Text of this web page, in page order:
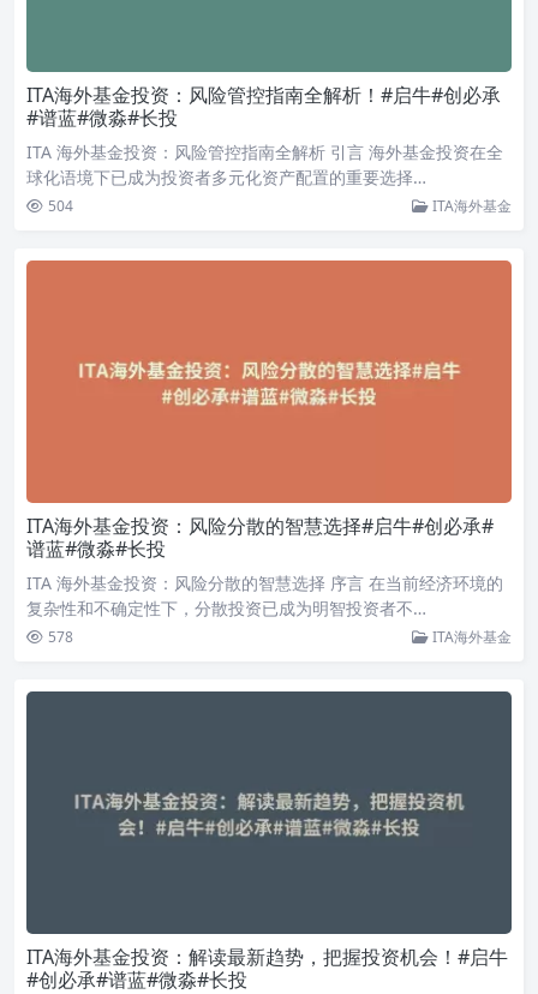
ITA海外基金投资：风险管控指南全解析！#启牛#创必承
#谱蓝#微淼#长投
ITA 海外基金投资：风险管控指南全解析 引言 海外基金投资在全
球化语境下已成为投资者多元化资产配置的重要选择…
504 ITA海外基金
ITA海外基金投资：风险分散的智慧选择#启牛#创必承#
谱蓝#微淼#长投
ITA 海外基金投资：风险分散的智慧选择 序言 在当前经济环境的
复杂性和不确定性下，分散投资已成为明智投资者不…
578 ITA海外基金
ITA海外基金投资：解读最新趋势，把握投资机会！#启牛
#创必承#谱蓝#微淼#长投